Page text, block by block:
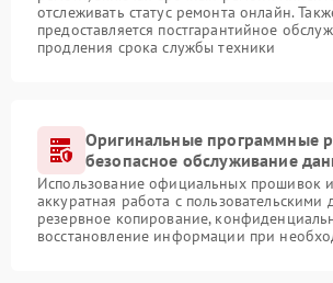
отслеживать статус ремонта онлайн.
предоставляется постгарантийное
продления срока службы техники
Оригинальные программные
безопасное обслуживание
Использование официальных прошивок
аккуратная работа с
резервное копирование,
восстановление информации при